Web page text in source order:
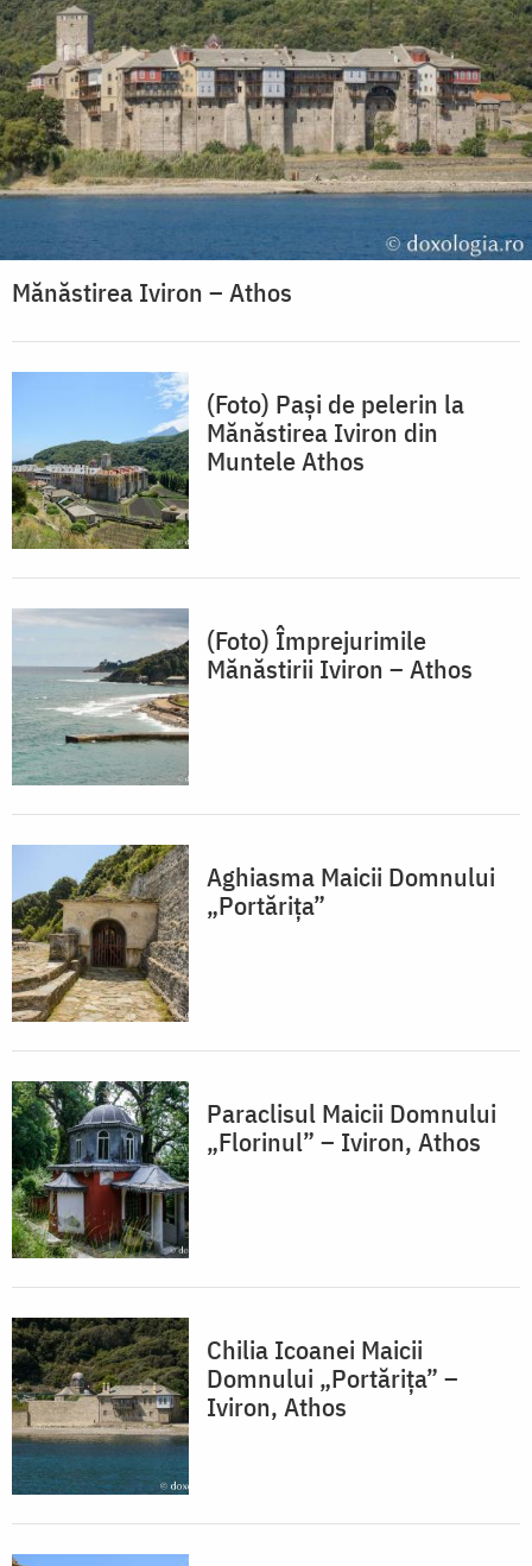
Mănăstirea Iviron – Athos
(Foto) Pași de pelerin la
Mănăstirea Iviron din
Muntele Athos
(Foto) Împrejurimile
Mănăstirii Iviron – Athos
Aghiasma Maicii Domnului
„Portărița”
Paraclisul Maicii Domnului
„Florinul” – Iviron, Athos
Chilia Icoanei Maicii
Domnului „Portărița” –
Iviron, Athos